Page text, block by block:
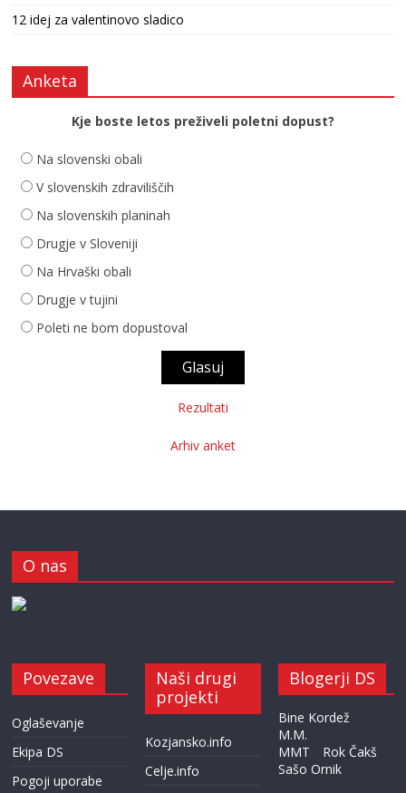
12 idej za valentinovo sladico
Anketa
Kje boste letos preživeli poletni dopust?
Na slovenski obali
V slovenskih zdraviliščih
Na slovenskih planinah
Drugje v Sloveniji
Na Hrvaški obali
Drugje v tujini
Poleti ne bom dopustoval
Rezultati
Arhiv anket
O nas
Povezave
Oglaševanje
Ekipa DS
Pogoji uporabe
Naši drugi
projekti
Kozjansko.info
Celje.info
Blogerji DS
Bine Kordež
M.M.
MMT
Rok Čakš
Sašo Ornik